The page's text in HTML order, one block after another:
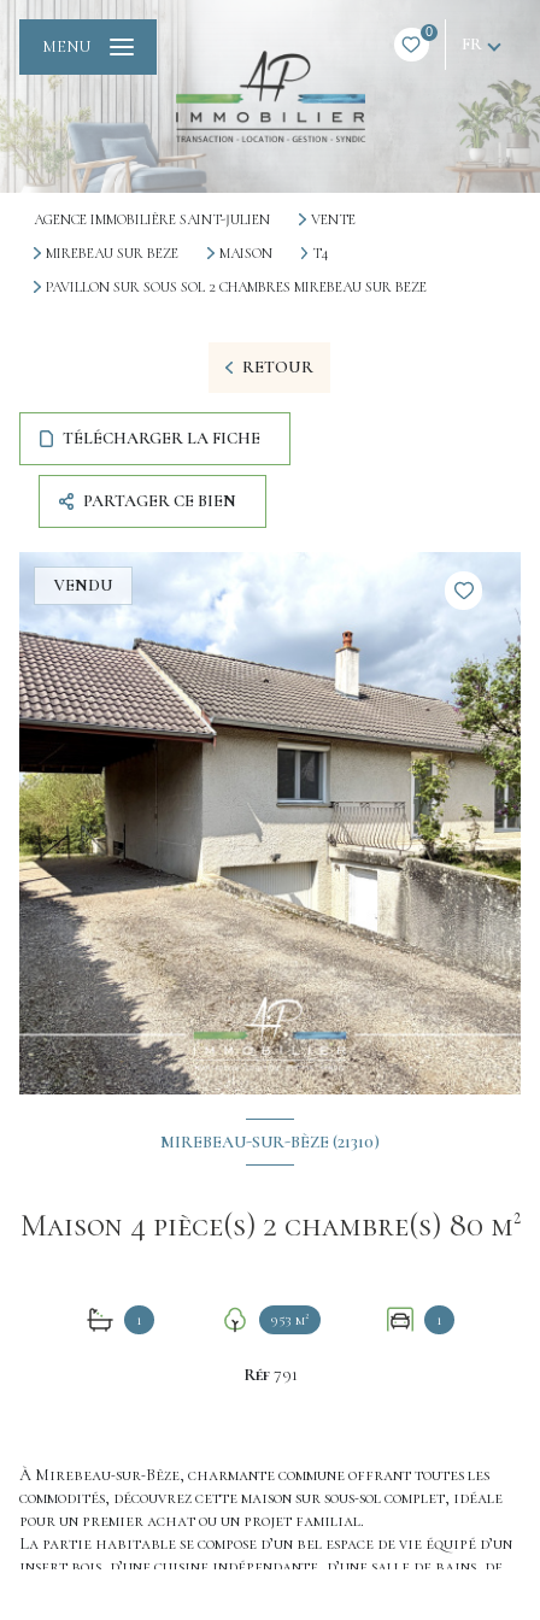
0
FR
MENU
AGENCE IMMOBILIÈRE SAINT-JULIEN
VENTE
MIREBEAU SUR BEZE
MAISON
T4
PAVILLON SUR SOUS SOL 2 CHAMBRES MIREBEAU SUR BEZE
RETOUR
TÉLÉCHARGER LA FICHE
PARTAGER CE BIEN
VENDU
MIREBEAU-SUR-BÈZE (21310)
Maison 4 pièce(s) 2 chambre(s) 80 m²
1 953 m² 1
Réf791
À Mirebeau-sur-Bèze, charmante commune offrant toutes les
commodités, découvrez cette maison sur sous-sol complet, idéale
pour un premier achat ou un projet familial.
La partie habitable se compose d’un bel espace de vie équipé d’un
insert bois, d’une cuisine indépendante, d’une salle de bains, de